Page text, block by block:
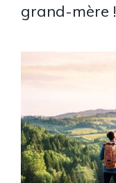
grand-mère !